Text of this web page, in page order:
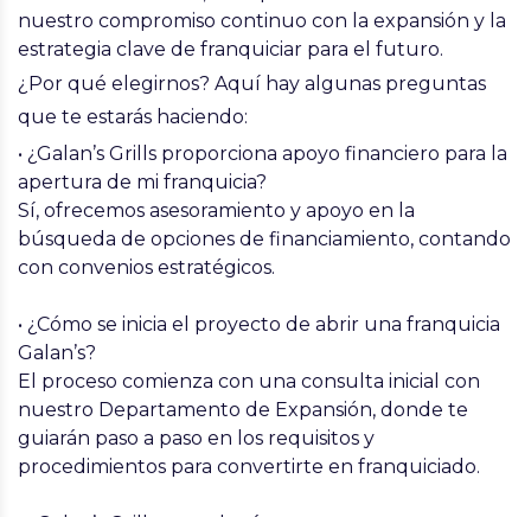
nuestro compromiso continuo con la expansión y la
estrategia clave de franquiciar para el futuro.
¿Por qué elegirnos? Aquí hay algunas preguntas
que te estarás haciendo:
• ¿Galan’s Grills proporciona apoyo financiero para la
apertura de mi franquicia?
Sí, ofrecemos asesoramiento y apoyo en la
búsqueda de opciones de financiamiento, contando
con convenios estratégicos.
• ¿Cómo se inicia el proyecto de abrir una franquicia
Galan’s?
El proceso comienza con una consulta inicial con
nuestro Departamento de Expansión, donde te
guiarán paso a paso en los requisitos y
procedimientos para convertirte en franquiciado.